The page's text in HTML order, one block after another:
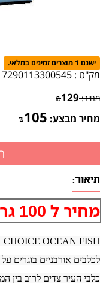
ישנם 1 מוצרים זמינים במלאי.
מק"ט : 7290113300545
מחיר: ₪129
מחיר מבצע: ₪105
תיאור:
מחיר ל 100 גרם 4.2 ש"ח
לכלבים אורבניים בוגרים
כלבי העיר צדים לרוב בין